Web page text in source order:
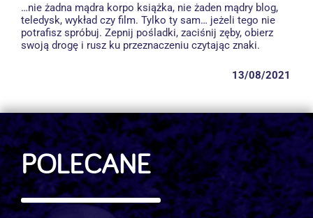
…nie żadna mądra korpo książka, nie żaden mądry blog,
teledysk, wykład czy film. Tylko ty sam… jeżeli tego nie
potrafisz spróbuj. Zepnij pośladki, zaciśnij zęby, obierz
swoją drogę i rusz ku przeznaczeniu czytając znaki.
13/08/2021
POLECANE